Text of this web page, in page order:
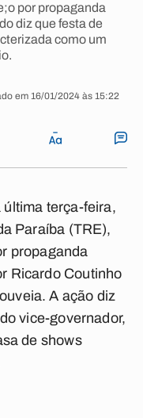
por propaganda
diz que festa de
como um
em 16/01/2024 às 15:22
última terça-feira,
Paraíba (TRE),
propaganda
Ricardo Coutinho
A ação diz
vice-governador,
de shows